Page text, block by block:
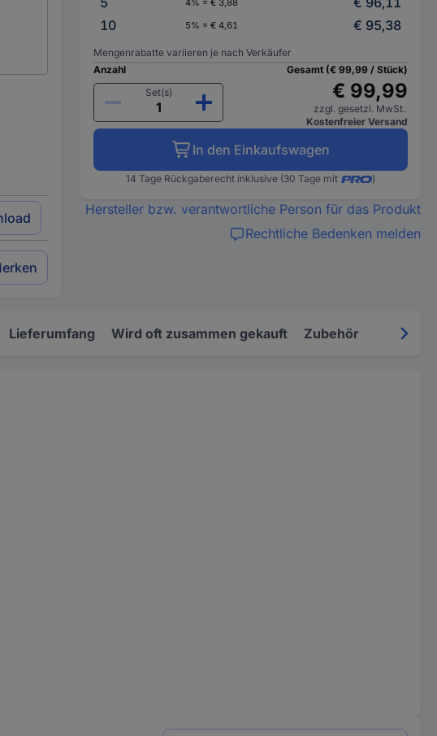
4% = € 3,88
10
5% = € 4,61 € 95,38
Mengenrabatte variieren je nach Verkäufer
Anzahl
Set(s)
Gesamt (€ 99,99 / Stück)
€ 99,99
zzgl. gesetzl. MwSt.
Kostenfreier Versand
In den Einkaufswagen
14 Tage Rückgaberecht inklusive (30 Tage mit )
Hersteller bzw. verantwortliche Person für das Produkt
Rechtliche Bedenken melden
Lieferumfang Wird oft zusammen gekauft Zubehör